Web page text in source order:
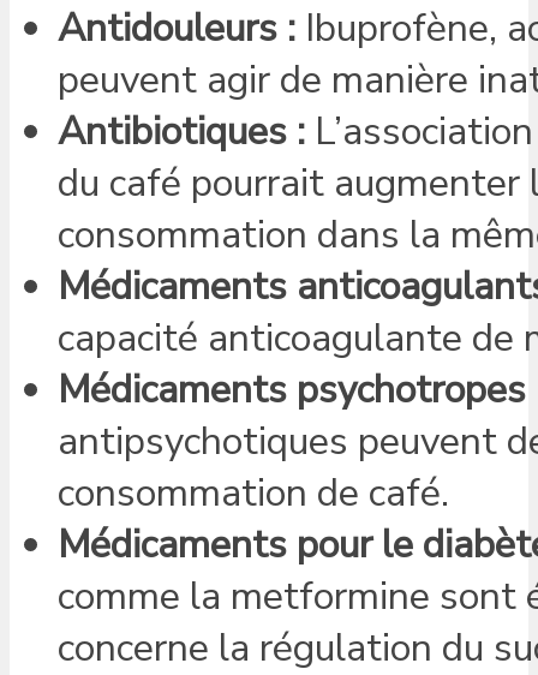
Antidouleurs : Ibuprofène,
peuvent agir de manière
Antibiotiques :
du café pourrait
consommation dans la
Médicaments
capacité anticoagulante de
Médicaments psychotropes
antipsychotiques peuvent
consommation de café.
Médicaments pour le
comme la metformine sont
concerne la régulation du